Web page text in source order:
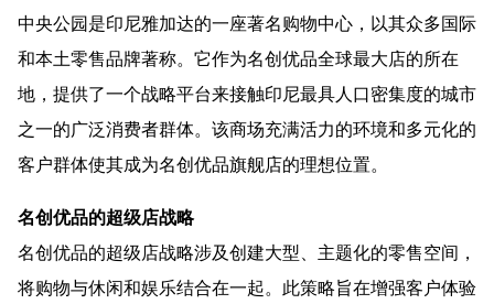
中央公园是印尼雅加达的一座著名购物中心，以其众多国际
和本土零售品牌著称。它作为名创优品全球最大店的所在
地，提供了一个战略平台来接触印尼最具人口密集度的城市
之一的广泛消费者群体。该商场充满活力的环境和多元化的
客户群体使其成为名创优品旗舰店的理想位置。
名创优品的超级店战略
名创优品的超级店战略涉及创建大型、主题化的零售空间，
将购物与休闲和娱乐结合在一起。此策略旨在增强客户体验